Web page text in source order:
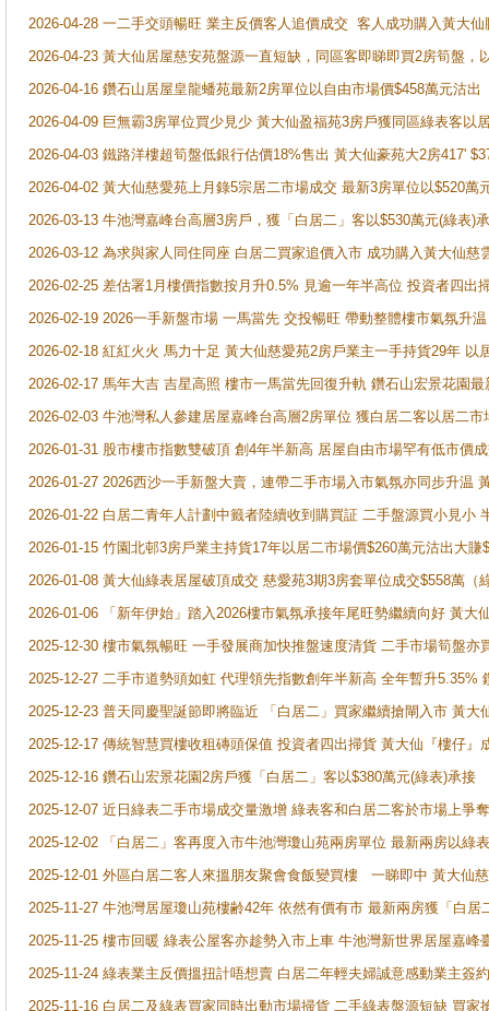
2026-04-28 一二手交頭暢旺 業主反價客人追價成交 客人成功購入黃大
2026-04-23 黃大仙居屋慈安苑盤源一直短缺，同區客即睇即買2房筍盤，
2026-04-16 鑽石山居屋皇龍蟠苑最新2房單位以自由市場價$458萬元沽出
2026-04-09 巨無霸3房單位買少見少 黃大仙盈福苑3房戶獲同區綠表客以
2026-04-03 鐵路洋樓超筍盤低銀行估價18%售出 黃大仙豪苑大2房417'
2026-04-02 黃大仙慈愛苑上月錄5宗居二市場成交 最新3房單位以$520萬
2026-03-13 牛池灣嘉峰台高層3房戶，獲「白居二」客以$530萬元(綠表)
2026-03-12 為求與家人同住同座 白居二買家追價入市 成功購入黃大仙
2026-02-25 差估署1月樓價指數按月升0.5% 見逾一年半高位 投資者四
2026-02-19 2026一手新盤市場 一馬當先 交投暢旺 帶動整體樓市氣氛升
2026-02-18 紅紅火火 馬力十足 黃大仙慈愛苑2房戶業主一手持貨29年 以
2026-02-17 馬年大吉 吉星高照 樓市一馬當先回復升軌 鑽石山宏景花園
2026-02-03 牛池灣私人參建居屋嘉峰台高層2房單位 獲白居二客以居二市
2026-01-31 股市樓市指數雙破頂 創4年半新高 居屋自由市場罕有低市價
2026-01-27 2026西沙一手新盤大賣，連帶二手市場入市氣氛亦同步升温
2026-01-22 白居二青年人計劃中籤者陸續收到購買証 二手盤源買小見小
2026-01-15 竹園北邨3房戶業主持貨17年以居二市場價$260萬元沽出大賺
2026-01-08 黃大仙綠表居屋破頂成交 慈愛苑3期3房套單位成交$558萬（
2026-01-06 「新年伊始」踏入2026樓市氣氛承接年尾旺勢繼續向好 黃
2025-12-30 樓市氣氛暢旺 一手發展商加快推盤速度清貨 二手市場筍盤
2025-12-27 二手市道勢頭如虹 代理領先指數創年半新高 全年暫升5.35%
2025-12-23 普天同慶聖誕節即將臨近 「白居二」買家繼續搶閘入市 黃
2025-12-17 傳統智慧買樓收租磚頭保值 投資者四出掃貨 黃大仙『樓仔
2025-12-16 鑽石山宏景花園2房戶獲「白居二」客以$380萬元(綠表)承接
2025-12-07 近日綠表二手市場成交量激增 綠表客和白居二客於市場上
2025-12-02 「白居二」客再度入市牛池灣瓊山苑兩房單位 最新兩房以綠
2025-12-01 外區白居二客人來搵朋友聚會食飯變買樓 一睇即中 黃大仙
2025-11-27 牛池灣居屋瓊山苑樓齢42年 依然有價有市 最新兩房獲「白居
2025-11-25 樓市回暖 綠表公屋客亦趁勢入市上車 牛池灣新世界居屋嘉峰
2025-11-24 綠表業主反價搵扭計唔想賣 白居二年輕夫婦誠意感動業主簽
2025-11-16 白居二及綠表買家同時出動市場掃貨 二手綠表盤源短缺 買